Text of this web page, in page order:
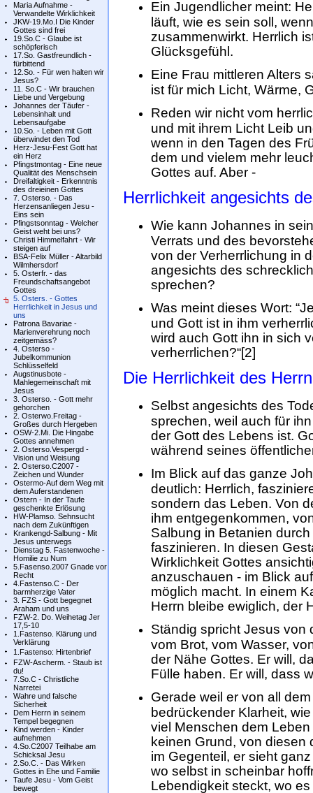
Maria Aufnahme -
Verwandelte Wirklichkeit
JKW-19.Mo.I Die Kinder
Gottes sind frei
19.So.C - Glaube ist
schöpferisch
17.So. Gastfreundlich -
fürbittend
12.So. - Für wen halten wir
Jesus?
11. So.C - Wir brauchen
Liebe und Vergebung
Johannes der Täufer -
Lebensinhalt und
Lebensaufgabe
10.So. - Leben mit Gott
überwindet den Tod
Herz-Jesu-Fest Gott hat
ein Herz
Pfingstmontag - Eine neue
Qualität des Menschsein
Dreifaltigkeit - Erkenntnis
des dreieinen Gottes
7. Osterso. - Das
Herzensanliegen Jesu -
Eins sein
Pfingstsonntag - Welcher
Geist weht bei uns?
Christi Himmelfahrt - Wir
steigen auf
BSA-Felix Müller - Altarbild
Wilmhersdorf
5. Osterfr. - das
Freundschaftsangebot
Gottes
5. Osters. - Gottes
Herrlichkeit in Jesus und
uns
Patrona Bavariae -
Marienverehrung noch
zeitgemäss?
4. Osterso -
Jubelkommunion
Schlüsselfeld
Augstinusbote -
Mahlegemeinschaft mit
Jesus
3. Osterso. - Gott mehr
gehorchen
2. Osterwo.Freitag -
Großes durch Hergeben
OSW-2.Mi. Die Hingabe
Gottes annehmen
2. Osterso.Vespergd -
Vision und Weisung
2. Osterso.C2007 -
Zeichen und Wunder
Ostermo-Auf dem Weg mit
dem Auferstandenen
Ostern - In der Taufe
geschenkte Erlösung
HW-Plamso. Sehnsucht
nach dem Zukünftigen
Krankengd-Salbung - Mit
Jesus unterwegs
Dienstag 5. Fastenwoche -
Homilie zu Num
5.Fasenso.2007 Gnade vor
Recht
4.Fastenso.C - Der
barmherzige Vater
3. FZS - Gott begegnet
Araham und uns
FZW-2. Do. Weihetag Jer
17,5-10
1.Fastenso. Klärung und
Verklärung
1.Fastenso: Hirtenbrief
FZW-Ascherm. - Staub ist
du!
7.So.C - Christliche
Narretei
Wahre und falsche
Sicherheit
Dem Herrn in seinem
Tempel begegnen
Kind werden - Kinder
aufnehmen
4.So.C2007 Teilhabe am
Schicksal Jesu
2.So.C. - Das Wirken
Gottes in Ehe und Familie
Taufe Jesu - Vom Geist
bewegt
Ein Jugendlicher meint:
läuft, wie es sein soll,
zusammenwirkt. Herrlich
Glücksgefühl.
Eine Frau mittleren Alters
ist für mich Licht, Wärme,
Reden wir nicht vom
und mit ihrem Licht Leib
wenn in den Tagen des
dem und vielem mehr
Gottes auf. Aber -
Herrlichkeit angesichts
Wie kann Johannes in
Verrats und des
von der Verherrlichung in
angesichts des
sprechen?
Was meint dieses Wort:
und Gott ist in ihm
wird auch Gott ihn in sich
verherrlichen?“[2]
Die Herrlichkeit des
Selbst angesichts des
sprechen, weil auch für
der Gott des Lebens ist.
während seines
Im Blick auf das ganze
deutlich: Herrlich,
sondern das Leben. Von
ihm entgegenkommen,
Salbung in Betanien
faszinieren. In diesen
Wirklichkeit Gottes
anzuschauen - im Blick
möglich macht. In einem
Herrn bleibe ewiglich, der
Ständig spricht Jesus von
vom Brot, vom Wasser,
der Nähe Gottes. Er will,
Fülle haben. Er will, dass
Gerade weil er von all
bedrückender Klarheit,
viel Menschen dem
keinen Grund, von
im Gegenteil, er sieht
wo selbst in scheinbar
Lebendigkeit steckt, wo